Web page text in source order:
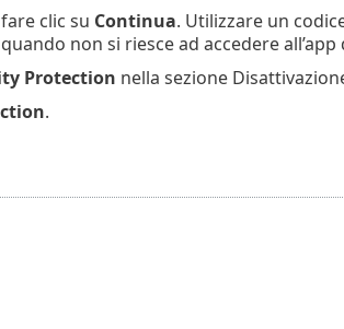
clic su Continua. Utilizzare un
non si riesce ad accedere
Protection nella sezione
.